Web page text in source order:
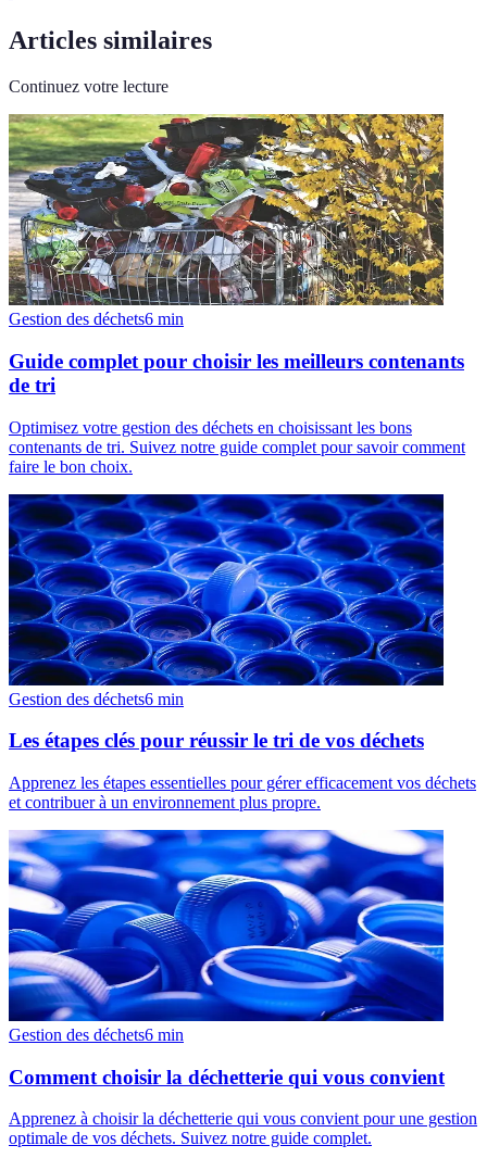
Articles similaires
Continuez votre lecture
Gestion des déchets6 min
Guide complet pour choisir les meilleurs contenants
de tri
Optimisez votre gestion des déchets en choisissant les bons
contenants de tri. Suivez notre guide complet pour savoir comment
faire le bon choix.
Gestion des déchets6 min
Les étapes clés pour réussir le tri de vos déchets
Apprenez les étapes essentielles pour gérer efficacement vos déchets
et contribuer à un environnement plus propre.
Gestion des déchets6 min
Comment choisir la déchetterie qui vous convient
Apprenez à choisir la déchetterie qui vous convient pour une gestion
optimale de vos déchets. Suivez notre guide complet.